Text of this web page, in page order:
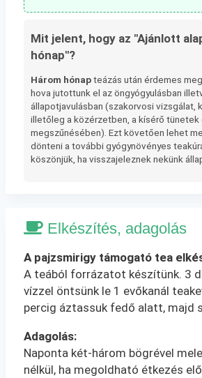
Mit jelent, hogy az "Ajánlott
hónap"?
Három hónapteázás után érdemes
hova jutottunk el az öngyógyulásban
állapotjavulásban (szakorvosi vizsgálat,
illetőleg a közérzetben, a kísérő tünetek
megszűnésében). Ezt követően lehet
dönteni a további gyógynövényes
köszönjük, ha visszajeleznek nekünk
Elkészítés, adagolás
A pajzsmirigy támogató tea
A teából forrázatot készítünk. 3
vízzel öntsünk le 1 evőkanál
percig áztassuk fedő alatt, majd
Adagolás:
Naponta két-három bögrével
nélkül, ha megoldható étkezés